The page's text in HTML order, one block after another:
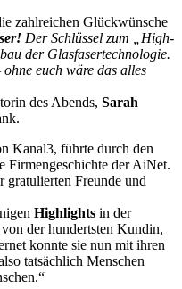
zahlreichen Glückwünsche
Der Schlüssel zum „High-
der Glasfasertechnologie.
ohne euch wäre das alles
des Abends, Sarah
Kanal3, führte durch den
Firmengeschichte der AiNet.
Freunde und
Highlights in der
der hundertsten Kundin,
konnte sie nun mit ihren
tatsächlich Menschen